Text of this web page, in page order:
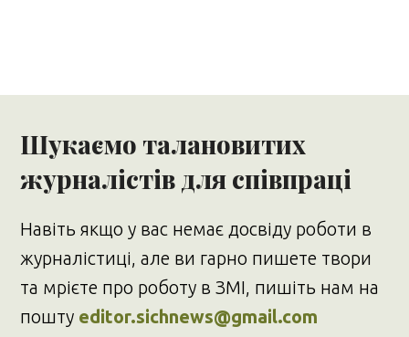
Шукаємо талановитих
журналістів для співпраці
Навіть якщо у вас немає досвіду роботи в
журналістиці, але ви гарно пишете твори
та мрієте про роботу в ЗМІ, пишіть нам на
пошту editor.sichnews@gmail.com